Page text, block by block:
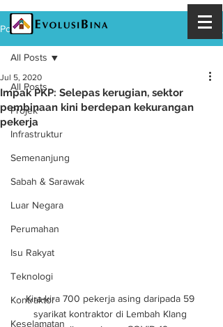
Post
All Posts
Projek
Infrastruktur
Semenanjung
Sabah & Sarawak
Luar Negara
Perumahan
Isu Rakyat
Teknologi
Kontraktor
Keselamatan
All Posts
Impak PKP: Selepas kerugian, sektor
pembinaan kini berdepan kekurangan
pekerja
Jul 5, 2020
Kira-kira 700 pekerja asing daripada 59
syarikat kontraktor di Lembah Klang